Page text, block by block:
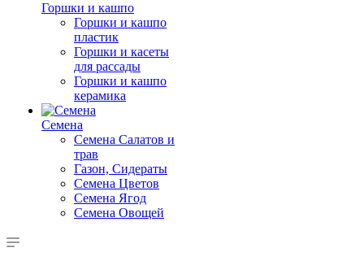
Горшки и кашпо
Горшки и кашпо
пластик
Горшки и касеты
для рассады
Горшки и кашпо
керамика
Семена
Семена Салатов и
трав
Газон, Сидераты
Семена Цветов
Семена Ягод
Семена Овощей